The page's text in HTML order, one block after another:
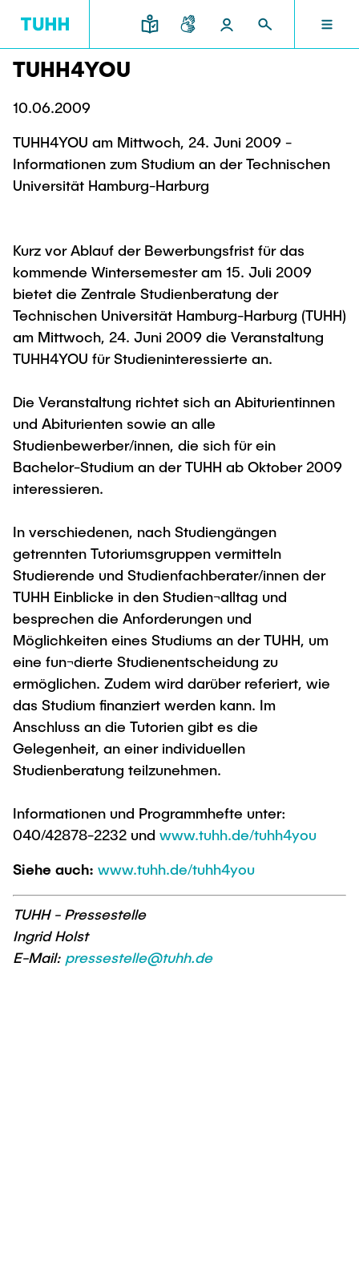
TU HAMBURG
Profil
Struktur
Kooperation mit der TUHH
Nachhaltigkeit
Newsroom
Pressemitteilungen
Flyer und Broschüren
Magazin spektrum
Arbeiten an der TU Hamburg
Stellenausschreibungen
Berufsausbildung und Praktika
Berufungen
Neue Mitarbeitende
Intern
STUDIUM UND LEHRE
STUDIUM UND LEHRE
Neues aus Studium und Lehre
Für Studieninteressierte
Für Schülerinnen und Schüler
Studienangebot
Studienorientierung
Für Studierende
Neu an der TUHH
Rund ums Studium
AI in Education
Für Absolventinnen und Absolventen
Alumni
Berufseinstieg - Career Center
Graduiertenakademie
Promotion und Habilitation
Wissenschaftliche Weiterbildung
Lehre und Lernen
Best Practices Lehre
Hochschuldidaktik - ZLL
LearnING Center
Lehre im europäischen Verbund (ECIU)
WorkINGLab / Makerspace
FORSCHUNG UND TRANSFER
Forschungsorganisation
Wissens- & Technologietransfer
Hightech Agenda Deutschland @ TUHH
Koordinierte Verbundforschung
Exzellenzcluster BlueMat
Change"
Forschungsförderung
Early Career Researchers
Gute Wissenschaftliche Praxis
Future Lectures
Team
Neues aus der Forschung &
Transfer
Interdisziplinärer Workshop des FSP
„Biobasierte Prozesse und
Reaktortechnologien“
Bau- und Umweltingenieurwesen
Studiengänge
Elektrotechnik, Informatik und Mathematik
Studiengänge
Forschung und Institute
Verfahrenstechnik
Forschung und Institute
Technologie und Innovation in der Bildung
News
Forschung und Institute
Management-Wissenschaften und Technologie
Studiengänge
Forschung und Institute
Maschinenbau
Forschung und Institute
Institute im Überblick
INTERNATIONAL
INTERNATIONAL
Mobilität
Studium im Ausland
Kontakt und Beratung
Campus International
Welcome Weeks
Semesterprogramm
Intercultural Hub
(Gast)Wissenschaftler*innen
Partnerships and Strategy
Eine Partnerschaft vereinbaren
Strategie
ECIU University
Contacts & International Team
TUHH4YOU
10.06.2009
TUHH4YOU am Mittwoch, 24. Juni 2009 -
Informationen zum Studium an der Technischen
Universität Hamburg-Harburg
Kurz vor Ablauf der Bewerbungsfrist für das
kommende Wintersemester am 15. Juli 2009
bietet die Zentrale Studienberatung der
Technischen Universität Hamburg-Harburg (TUHH)
am Mittwoch, 24. Juni 2009 die Veranstaltung
TUHH4YOU für Studieninteressierte an.
Die Veranstaltung richtet sich an Abiturientinnen
und Abiturienten sowie an alle
Studienbewerber/innen, die sich für ein
Bachelor-Studium an der TUHH ab Oktober 2009
interessieren.
In verschiedenen, nach Studiengängen
getrennten Tutoriumsgruppen vermitteln
Studierende und Studienfachberater/innen der
TUHH Einblicke in den Studien¬alltag und
besprechen die Anforderungen und
Möglichkeiten eines Studiums an der TUHH, um
eine fun¬dierte Studienentscheidung zu
ermöglichen. Zudem wird darüber referiert, wie
das Studium finanziert werden kann. Im
Anschluss an die Tutorien gibt es die
Gelegenheit, an einer individuellen
Studienberatung teilzunehmen.
Informationen und Programmhefte unter:
040/42878-2232 und www.tuhh.de/tuhh4you
Siehe auch: www.tuhh.de/tuhh4you
TUHH - Pressestelle
Ingrid Holst
E-Mail: pressestelle@tuhh.de